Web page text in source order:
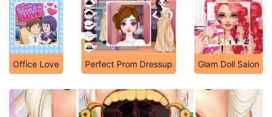
Office Love Perfect Prom Dressup Glam Doll Salon